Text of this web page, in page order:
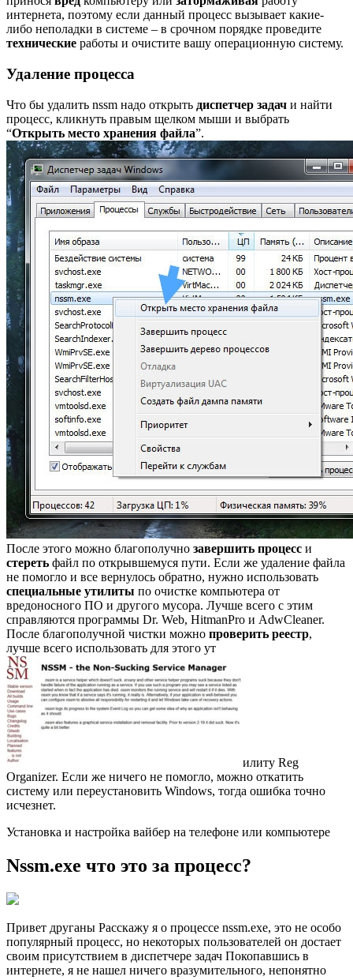
интернета, поэтому если данный процесс вызывает какие-
либо неполадки в системе – в срочном порядке проведите
технические работы и очистите вашу операционную систему.
Удаление процесса
Что бы удалить nssm надо открыть диспетчер задач и найти
процесс, кликнуть правым щелком мыши и выбрать
“Открыть место хранения файла”.
После этого можно благополучно завершить процесс и
стереть файл по открывшемуся пути. Если же удаление файла
не помогло и все вернулось обратно, нужно использовать
специальные утилиты по очистке компьютера от
вредоносного ПО и другого мусора. Лучше всего с этим
справляются программы Dr. Web, HitmanPro и AdwCleaner.
После благополучной чистки можно проверить реестр,
лучше всего использовать для этого ут
илиту Reg
Organizer. Если же ничего не помогло, можно откатить
систему или переустановить Windows, тогда ошибка точно
исчезнет.
Установка и настройка вайбер на телефоне или компьютере
Nssm.exe что это за процесс?
Привет друганы Расскажу я о процессе nssm.exe, это не особо
популярный процесс, но некоторых пользователей он достает
своим присутствием в диспетчере задач Покопавшись в
интернете, я не нашел ничего вразумительного, непонятно